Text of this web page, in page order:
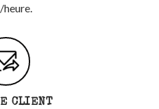
CLIENT